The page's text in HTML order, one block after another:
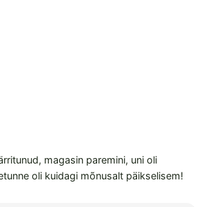
magasin paremini, uni oli
oli kuidagi mõnusalt päikselisem!